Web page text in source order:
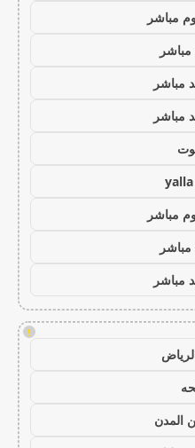
مباشر
مباشر
مباشر
مباشر
مباشر
!
المدن